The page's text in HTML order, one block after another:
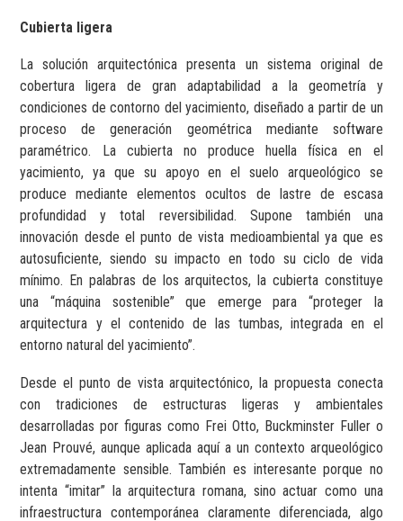
Cubierta ligera
La solución arquitectónica presenta un sistema original de
cobertura ligera de gran adaptabilidad a la geometría y
condiciones de contorno del yacimiento, diseñado a partir de un
proceso de generación geométrica mediante software
paramétrico. La cubierta no produce huella física en el
yacimiento, ya que su apoyo en el suelo arqueológico se
produce mediante elementos ocultos de lastre de escasa
profundidad y total reversibilidad. Supone también una
innovación desde el punto de vista medioambiental ya que es
autosuficiente, siendo su impacto en todo su ciclo de vida
mínimo. En palabras de los arquitectos, la cubierta constituye
una “máquina sostenible” que emerge para “proteger la
arquitectura y el contenido de las tumbas, integrada en el
entorno natural del yacimiento”.
Desde el punto de vista arquitectónico, la propuesta conecta
con tradiciones de estructuras ligeras y ambientales
desarrolladas por figuras como Frei Otto, Buckminster Fuller o
Jean Prouvé, aunque aplicada aquí a un contexto arqueológico
extremadamente sensible.También es interesante porque no
intenta “imitar” la arquitectura romana, sino actuar como una
infraestructura contemporánea claramente diferenciada, algo